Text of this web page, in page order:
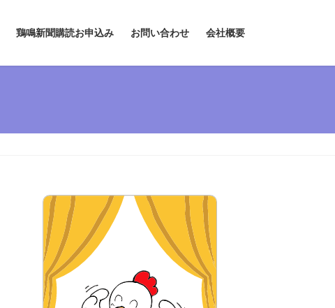
鶏鳴新聞購読お申込み お問い合わせ 会社概要